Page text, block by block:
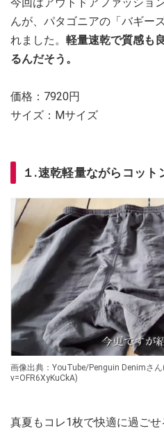
今回はアウトドアファッショ
んが、パタゴニアの「バギー
れました。 軽量速乾で質感も
るんだそう。
価格：7920円
サイズ：Mサイズ
１.速乾軽量ながらコット
画像出典：YouTube/Penguin Denimさ
v=OFR6XyKuCkA)
真夏もコレ1枚で快適に過ご